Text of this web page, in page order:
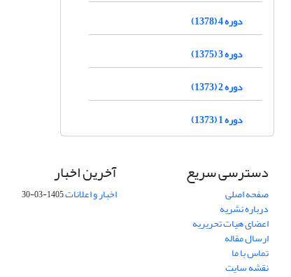
دوره 4 (1378)
دوره 3 (1375)
دوره 2 (1373)
دوره 1 (1373)
دسترسی سریع
صفحه اصلی
درباره نشریه
اعضای هیات تحریریه
ارسال مقاله
تماس با ما
نقشه سایت
آخرین اخبار
اخبار و اعلانات1405-03-30